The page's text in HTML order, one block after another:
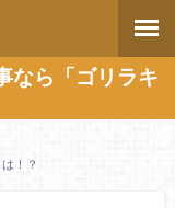
なら「ゴリラキ
！？